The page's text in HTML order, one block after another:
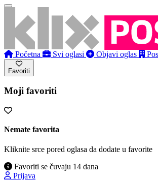
Početna Svi oglasi Objavi oglas
Favoriti
Moji favoriti
Nemate favorita
Kliknite srce pored oglasa da dodate u favorite
Favoriti se čuvaju 14 dana
Prijava